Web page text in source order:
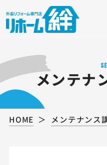
メンテナ
HOME メンテナンス